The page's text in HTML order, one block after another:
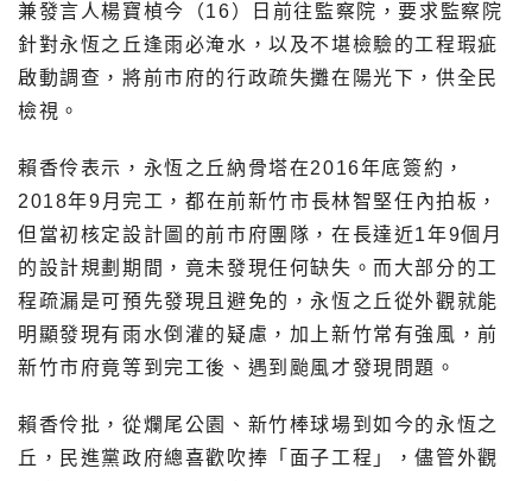
兼發言人楊寶楨今（16）日前往監察院，要求監察院
針對永恆之丘逢雨必淹水，以及不堪檢驗的工程瑕疵
啟動調查，將前市府的行政疏失攤在陽光下，供全民
檢視。
賴香伶表示，永恆之丘納骨塔在2016年底簽約，
2018年9月完工，都在前新竹市長林智堅任內拍板，
但當初核定設計圖的前市府團隊，在長達近1年9個月
的設計規劃期間，竟未發現任何缺失。而大部分的工
程疏漏是可預先發現且避免的，永恆之丘從外觀就能
明顯發現有雨水倒灌的疑慮，加上新竹常有強風，前
新竹市府竟等到完工後、遇到颱風才發現問題。
賴香伶批，從爛尾公園、新竹棒球場到如今的永恆之
丘，民進黨政府總喜歡吹捧「面子工程」，儘管外觀